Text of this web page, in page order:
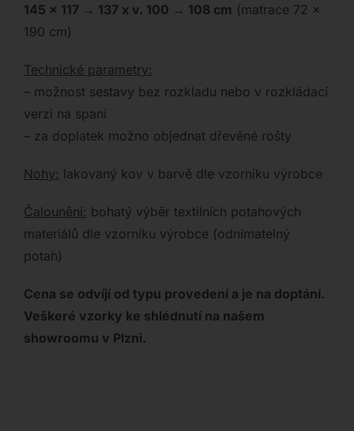
145 x 117 → 137 x v. 100 → 108 cm (matrace 72 x
190 cm)
Technické parametry:
– možnost sestavy bez rozkladu nebo v rozkládací
verzi na spaní
– za doplatek možno objednat dřevěné rošty
Nohy: lakovaný kov v barvě dle vzorníku výrobce
Čalounění: bohatý výběr textilních potahových
materiálů dle vzorníku výrobce (odnímatelný
potah)
Cena se odvíjí od typu provedení a je na doptání.
Veškeré vzorky ke shlédnutí na našem
showroomu v Plzni.